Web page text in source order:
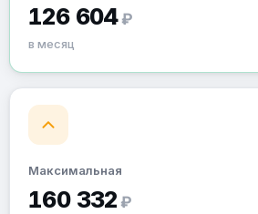
126 604 ₽
в месяц
Максимальная
160 332 ₽